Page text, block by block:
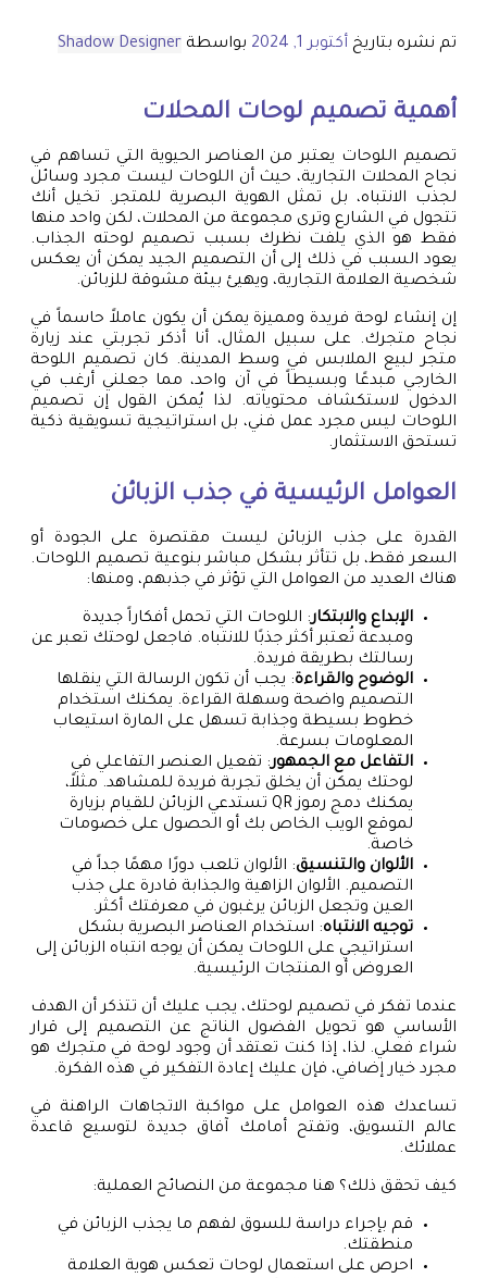
تم نشره بتاريخ أكتوبر 1, 2024 بواسطة Shadow Designer
أهمية تصميم لوحات المحلات
تصميم اللوحات يعتبر من العناصر الحيوية التي تساهم في
نجاح المحلات التجارية، حيث أن اللوحات ليست مجرد وسائل
لجذب الانتباه، بل تمثل الهوية البصرية للمتجر. تخيل أنك
تتجول في الشارع وترى مجموعة من المحلات، لكن واحد منها
فقط هو الذي يلفت نظرك بسبب تصميم لوحته الجذاب.
يعود السبب في ذلك إلى أن التصميم الجيد يمكن أن يعكس
شخصية العلامة التجارية، ويهيئ بيئة مشوقة للزبائن.
إن إنشاء لوحة فريدة ومميزة يمكن أن يكون عاملاً حاسماً في
نجاح متجرك. على سبيل المثال، أنا أذكر تجربتي عند زيارة
متجر لبيع الملابس في وسط المدينة. كان تصميم اللوحة
الخارجي مبدعًا وبسيطاً في آن واحد، مما جعلني أرغب في
الدخول لاستكشاف محتوياته. لذا يُمكن القول إن تصميم
اللوحات ليس مجرد عمل فني، بل استراتيجية تسويقية ذكية
تستحق الاستثمار.
العوامل الرئيسية في جذب الزبائن
القدرة على جذب الزبائن ليست مقتصرة على الجودة أو
السعر فقط، بل تتأثر بشكل مباشر بنوعية تصميم اللوحات.
هناك العديد من العوامل التي تؤثر في جذبهم، ومنها:
الإبداع والابتكار: اللوحات التي تحمل أفكاراً جديدة
ومبدعة تُعتبر أكثر جذبًا للانتباه. فاجعل لوحتك تعبر عن
رسالتك بطريقة فريدة.
الوضوح والقراءة: يجب أن تكون الرسالة التي ينقلها
التصميم واضحة وسهلة القراءة. يمكنك استخدام
خطوط بسيطة وجذابة تسهل على المارة استيعاب
المعلومات بسرعة.
التفاعل مع الجمهور: تفعيل العنصر التفاعلي في
لوحتك يمكن أن يخلق تجربة فريدة للمشاهد. مثلاً،
يمكنك دمج رموز QR تستدعي الزبائن للقيام بزيارة
لموقع الويب الخاص بك أو الحصول على خصومات
خاصة.
الألوان والتنسيق: الألوان تلعب دورًا مهمًا جداً في
التصميم. الألوان الزاهية والجذابة قادرة على جذب
العين وتجعل الزبائن يرغبون في معرفتك أكثر.
توجيه الانتباه: استخدام العناصر البصرية بشكل
استراتيجي على اللوحات يمكن أن يوجه انتباه الزبائن إلى
العروض أو المنتجات الرئيسية.
عندما تفكر في تصميم لوحتك، يجب عليك أن تتذكر أن الهدف
الأساسي هو تحويل الفضول الناتج عن التصميم إلى قرار
شراء فعلي. لذا، إذا كنت تعتقد أن وجود لوحة في متجرك هو
مجرد خيار إضافي، فإن عليك إعادة التفكير في هذه الفكرة.
تساعدك هذه العوامل على مواكبة الاتجاهات الراهنة في
عالم التسويق، وتفتح أمامك آفاق جديدة لتوسيع قاعدة
عملائك.
كيف تحقق ذلك؟ هنا مجموعة من النصائح العملية:
قم بإجراء دراسة للسوق لفهم ما يجذب الزبائن في
منطقتك.
احرص على استعمال لوحات تعكس هوية العلامة